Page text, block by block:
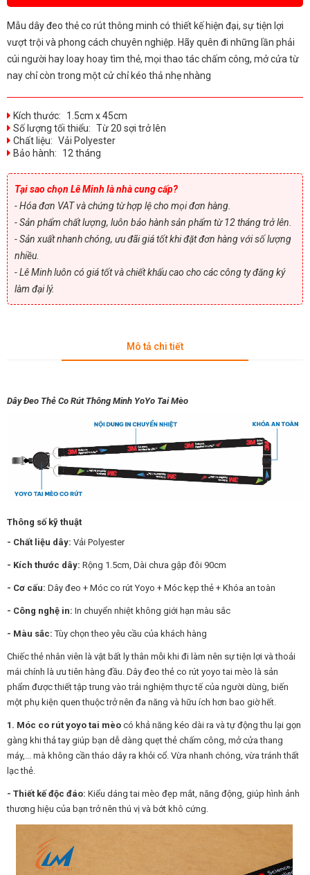
Mẫu dây đeo thẻ co rút thông minh có thiết kế hiện đại, sự tiện lợi
vượt trội và phong cách chuyên nghiệp. Hãy quên đi những lần phải
cúi người hay loay hoay tìm thẻ, mọi thao tác chấm công, mở cửa từ
nay chỉ còn trong một cử chỉ kéo thả nhẹ nhàng
Kích thước:
1.5cm x 45cm
Số lượng tối thiểu: Từ 20 sợi trở lên
Chất liệu: Vải Polyester
Bảo hành:
12 tháng
Tại sao chọn Lê Minh là nhà cung cấp?
- Hóa đơn VAT và chứng từ hợp lệ cho mọi đơn hàng.
- Sản phẩm chất lượng, luôn bảo hành sản phẩm từ 12 tháng trở lên.
- Sản xuất nhanh chóng, ưu đãi giá tốt khi đặt đơn hàng với số lượng
nhiều.
- Lê Minh luôn có giá tốt và chiết khấu cao cho các công ty đăng ký
làm đại lý.
Mô tả chi tiết
Dây Đeo Thẻ Co Rút Thông Minh YoYo Tai Mèo
Thông số kỹ thuật
- Chất liệu dây: Vải Polyester
- Kích thước dây: Rộng 1.5cm, Dài chưa gập đôi 90cm
- Cơ cấu: Dây đeo + Móc co rút Yoyo + Móc kẹp thẻ + Khóa an toàn
- Công nghệ in: In chuyển nhiệt không giới hạn màu sắc
- Màu sắc: Tùy chọn theo yêu cầu của khách hàng
Chiếc thẻ nhân viên là vật bất ly thân mỗi khi đi làm nên sự tiện lợi và thoải
mái chính là ưu tiên hàng đầu. Dây đeo thẻ co rút yoyo tai mèo là sản
phẩm được thiết tập trung vào trải nghiệm thực tế của người dùng, biến
một phụ kiện quen thuộc trở nên đa năng và hữu ích hơn bao giờ hết.
1. Móc co rút yoyo tai mèo có khả năng kéo dài ra và tự động thu lại gọn
gàng khi thả tay giúp bạn dễ dàng quẹt thẻ chấm công, mở cửa thang
máy,... mà không cần tháo dây ra khỏi cổ. Vừa nhanh chóng, vừa tránh thất
lạc thẻ.
- Thiết kế độc đáo: Kiểu dáng tai mèo đẹp mắt, năng động, giúp hình ảnh
thương hiệu của bạn trở nên thú vị và bớt khô cứng.